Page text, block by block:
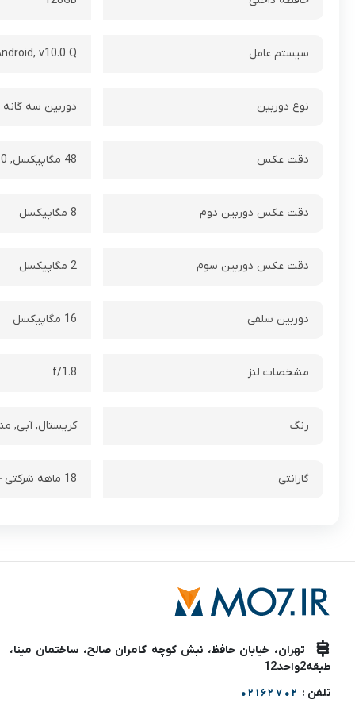
سیستم عامل v10.0 Q
نوع دوربین دوربین سه گانه
دقت عکس 48 مگاپیکسل, 1/2.0 اینچ, اندازه هر پیکسل 0.8 میکرومتر
دقت عکس دوربین دوم 8 مگاپیکسل
دقت عکس دوربین سوم 2 مگاپیکسل
دوربین سلفی 16 مگاپیکسل
مشخصات لنز f/1.8
رنگ کریستال, آبی,
گارانتی 18 ماهه شرکتی – 💥با امکان خرید اقساطی تا 24 ماه💥
تهران، خیابان حافظ، نبش کوچه کامران صالح، ساختمان مینا،
طبقه2واحد12
تلفن : 02162702